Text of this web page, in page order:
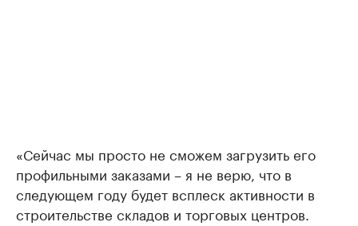
«Сейчас мы просто не сможем загрузить его
профильными заказами – я не верю, что в
следующем году будет всплеск активности в
строительстве складов и торговых центров.